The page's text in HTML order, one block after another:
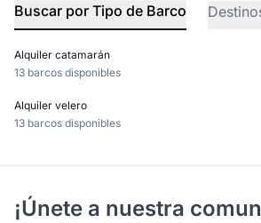
Buscar por Tipo de Barco
Alquiler catamarán
13 barcos disponibles
Alquiler velero
13 barcos disponibles
¡Únete a nuestra